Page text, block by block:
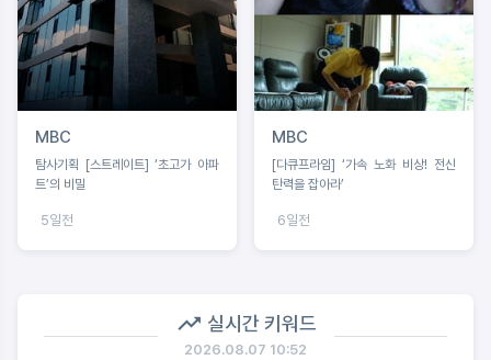
MBC
탐사기획 [스트레이트] ‘초고가 아파
트’의 비밀
5일전
MBC
[다큐프라임] ‘가속 노화 비상! 전신
탄력을 잡아라’
6일전
실시간 키워드
2026.08.07 10:52